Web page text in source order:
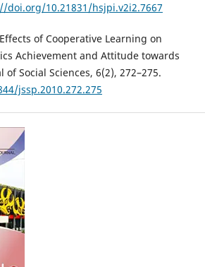
doi.org/10.21831/hsjpi.v2i2.7667
of Cooperative Learning on
Achievement and Attitude towards
Social Sciences, 6(2), 272–275.
jssp.2010.272.275